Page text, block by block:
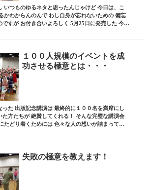
いつものゆるネタと思ったんじゃけど 今日は、こ
かわからんのんで わし自身が忘れないための 備忘
ですが お付き合いよろしく 5月25日に発売した 今日
１００人規模のイベントを成
功させる極意とは・・・
った 出版記念講演は 最終的に１００名を満席にし
た方たちが 絶賛してくれる！ そんな完璧な講演会
たどり着くためには 色々な人の想いが詰まってい
失敗の極意を教えます！